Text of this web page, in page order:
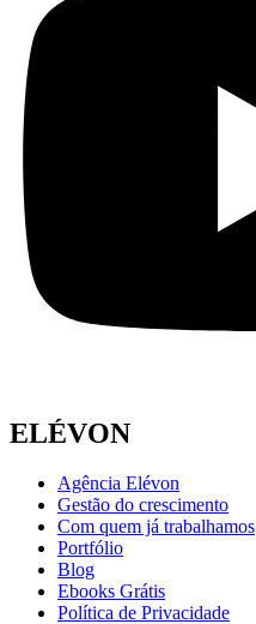
ELÉVON
Agência Elévon
Gestão do crescimento
Com quem já trabalhamos
Portfólio
Blog
Ebooks Grátis
Política de Privacidade